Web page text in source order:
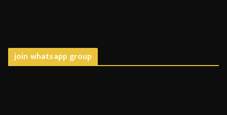
join whatsapp group